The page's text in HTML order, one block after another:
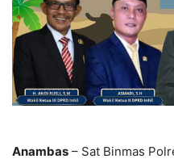
Anambas – Sat Binmas